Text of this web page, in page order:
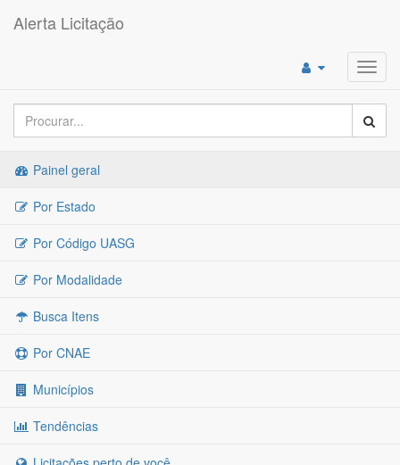
Alerta Licitação
Painel geral
Por Estado
Por Código UASG
Por Modalidade
Busca Itens
Por CNAE
Municípios
Tendências